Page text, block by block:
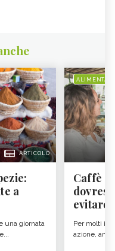
ARTICOLO
a
una giornata
Caffè
evitare
Per molti il
azione,